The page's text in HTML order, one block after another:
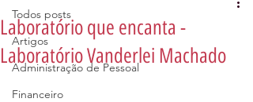
Todos posts
Artigos
Administração de Pessoal
Financeiro
Laboratório que encanta -
Laboratório Vanderlei Machado